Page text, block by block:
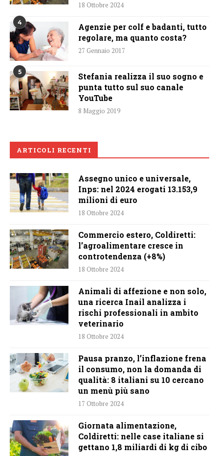
18 Ottobre 2024
4
Agenzie per colf e badanti, tutto
regolare, ma quanto costa?
27 Gennaio 2017
5
Stefania realizza il suo sogno e
punta tutto sul suo canale
YouTube
8 Maggio 2019
ARTICOLI RECENTI
Assegno unico e universale,
Inps: nel 2024 erogati 13.153,9
milioni di euro
18 Ottobre 2024
Commercio estero, Coldiretti:
l’agroalimentare cresce in
controtendenza (+8%)
18 Ottobre 2024
Animali di affezione e non solo,
una ricerca Inail analizza i
rischi professionali in ambito
veterinario
18 Ottobre 2024
Pausa pranzo, l’inflazione frena
il consumo, non la domanda di
qualità: 8 italiani su 10 cercano
un menù più sano
17 Ottobre 2024
Giornata alimentazione,
Coldiretti: nelle case italiane si
gettano 1,8 miliardi di kg di cibo